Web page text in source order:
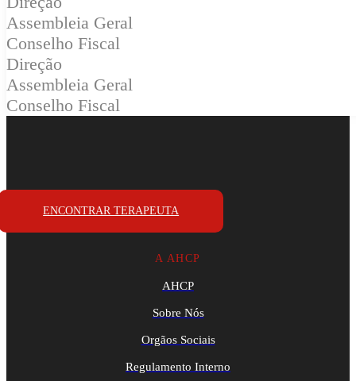
Assembleia Geral
Conselho Fiscal
Direção
Assembleia Geral
Conselho Fiscal
ENCONTRAR TERAPEUTA
A AHCP
AHCP
Sobre Nós
Orgãos Sociais
Regulamento Interno